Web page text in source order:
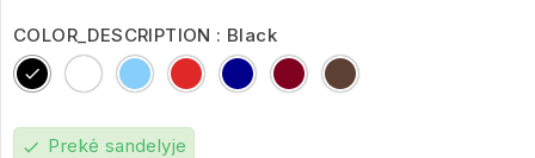
COLOR_DESCRIPTION : Black
BlackWhiteBright
Sky
Cardinal
Red
dark
blue
medium
burgundy
dark
brown
check Prekė sandelyje